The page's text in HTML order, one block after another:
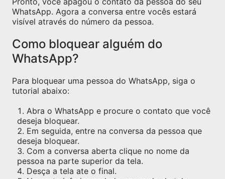
WhatsApp. Agora a conversa entre vocês estará
visível através do número da pessoa.
Como bloquear alguém do
WhatsApp?
Para bloquear uma pessoa do WhatsApp, siga o
tutorial abaixo:
Abra o WhatsApp e procure o contato que você
deseja bloquear.
Em seguida, entre na conversa da pessoa que
deseja bloquear.
Com a conversa aberta clique no nome da
pessoa na parte superior da tela.
Desça a tela ate o final.